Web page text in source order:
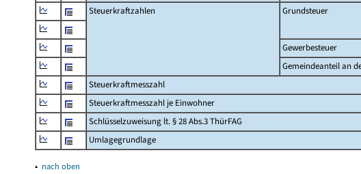
Steuerkraftzahlen Grundsteuer
Gewerbesteuer
Gemeindeanteil an
Steuerkraftmesszahl
Steuerkraftmesszahl je Einwohner
Schlüsselzuweisung lt. § 28 Abs.3 ThürFAG
Umlagegrundlage
▴ nach oben